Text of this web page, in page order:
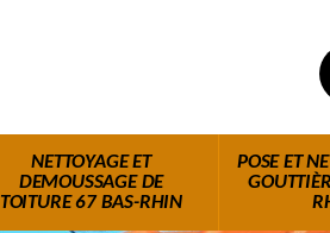
NETTOYAGE ET
DEMOUSSAGE DE
TOITURE 67 BAS-RHIN
POSE ET